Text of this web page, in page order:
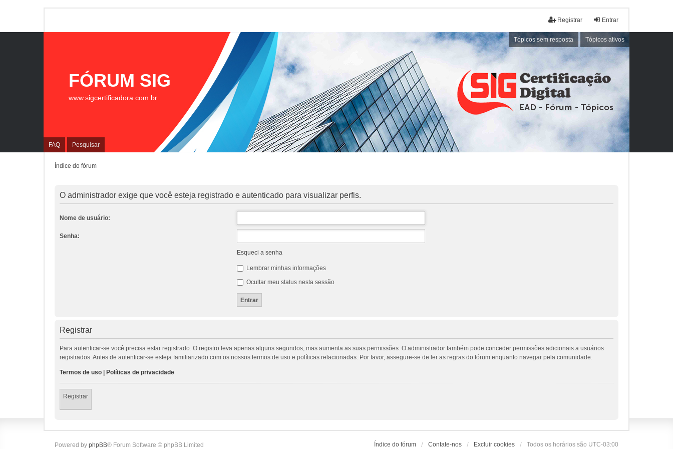
Entrar
Registrar
Tópicos sem resposta Tópicos ativos
FAQ Pesquisar
FÓRUM SIG
www.sigcertificadora.com.br
Índice do fórum
O administrador exige que você esteja registrado e autenticado para visualizar perfis.
Nome de usuário:
Senha:
Esqueci a senha
Lembrar minhas informações
Ocultar meu status nesta sessão
Registrar
Para autenticar-se você precisa estar registrado. O registro leva apenas alguns segundos, mas aumenta as suas permissões. O administrador também pode conceder permissões adicionais a usuários
registrados. Antes de autenticar-se esteja familiarizado com os nossos termos de uso e políticas relacionadas. Por favor, assegure-se de ler as regras do fórum enquanto navegar pela comunidade.
Termos de uso Políticas de privacidade
Registrar
Índice do fórum Contate-nos Excluir cookies Todos os horários são UTC-03:00
Powered by phpBB® Forum Software © phpBB Limited